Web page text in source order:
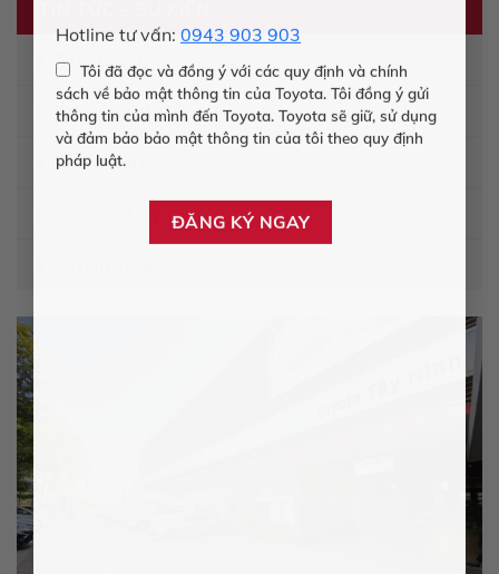
Hotline tư vấn: 0943 903 903
Tôi đã đọc và đồng ý với các quy định và chính
sách về bảo mật thông tin của Toyota. Tôi đồng ý gửi
thông tin của mình đến Toyota. Toyota sẽ giữ, sử dụng
và đảm bảo bảo mật thông tin của tôi theo quy định
pháp luật.
Tin về Toyota
Dịch vụ cứu hộ 24/7
Xe và phong thủy